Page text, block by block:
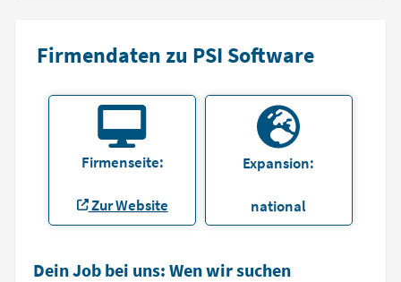
Firmendaten zu PSI Software
Firmenseite:
Zur Website
Expansion:
national
Dein Job bei uns: Wen wir suchen